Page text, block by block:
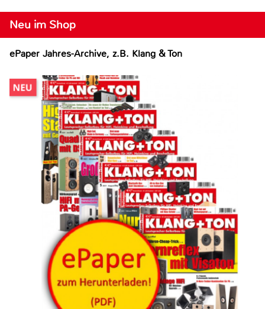
Neu im Shop
ePaper Jahres-Archive, z.B. Klang & Ton